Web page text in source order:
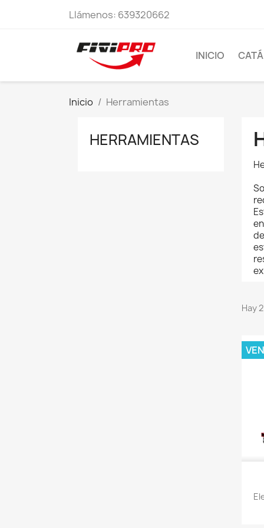
Llámenos: 639320662
INICIO
Inicio Herramientas
HERRAMIENTAS
Hay